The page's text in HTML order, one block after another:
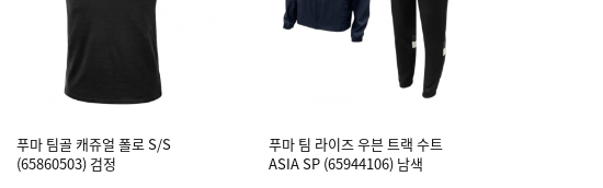
푸마 팀골 캐쥬얼 폴로 S/S
(65860503) 검정
푸마 팀 라이즈 우븐 트랙 수트
ASIA SP (65944106) 남색